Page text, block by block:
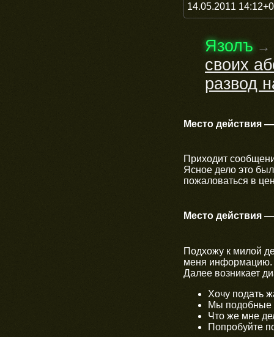
14.05.2011
Язолъ→
своих
развод
Место действия
Приходит
Ясное дело это
пожаловаться в
Место действия
Подхожу к милой
меня информацию.
Далее возникает
Хочу подать
Мы подобные
Что же мне
Попробуйте